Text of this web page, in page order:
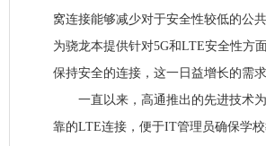
窝连接能够减少对于安全性较低的公
为骁龙本提供针对5G和LTE安全性方
保持安全的连接，这一日益增长的需求
一直以来，高通推出的先进技术为
靠的LTE连接，便于IT管理员确保学